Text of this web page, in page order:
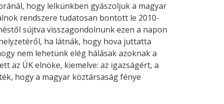
hogy lelkünkben gyászoljuk a magyar
rendszere tudatosan bontott le 2010-
sújtva visszagondolnunk ezen a napon
ha látnák, hogy hova juttatta
nem lehetünk elég hálásak azoknak a
az ÚK elnöke, kiemelve: az igazságért, a
hogy a magyar köztársaság fénye